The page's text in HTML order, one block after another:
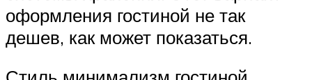
оформления гостиной не так
дешев, как может показаться.